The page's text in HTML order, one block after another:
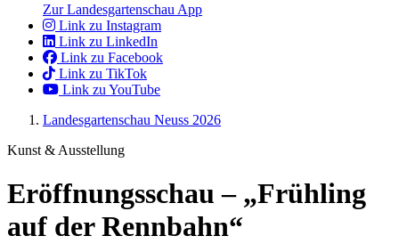
Zur Landesgartenschau App
Link zu Instagram
Link zu LinkedIn
Link zu Facebook
Link zu TikTok
Link zu YouTube
Landesgartenschau Neuss 2026
Kunst & Ausstellung
Eröffnungsschau – „Frühling
auf der Rennbahn“